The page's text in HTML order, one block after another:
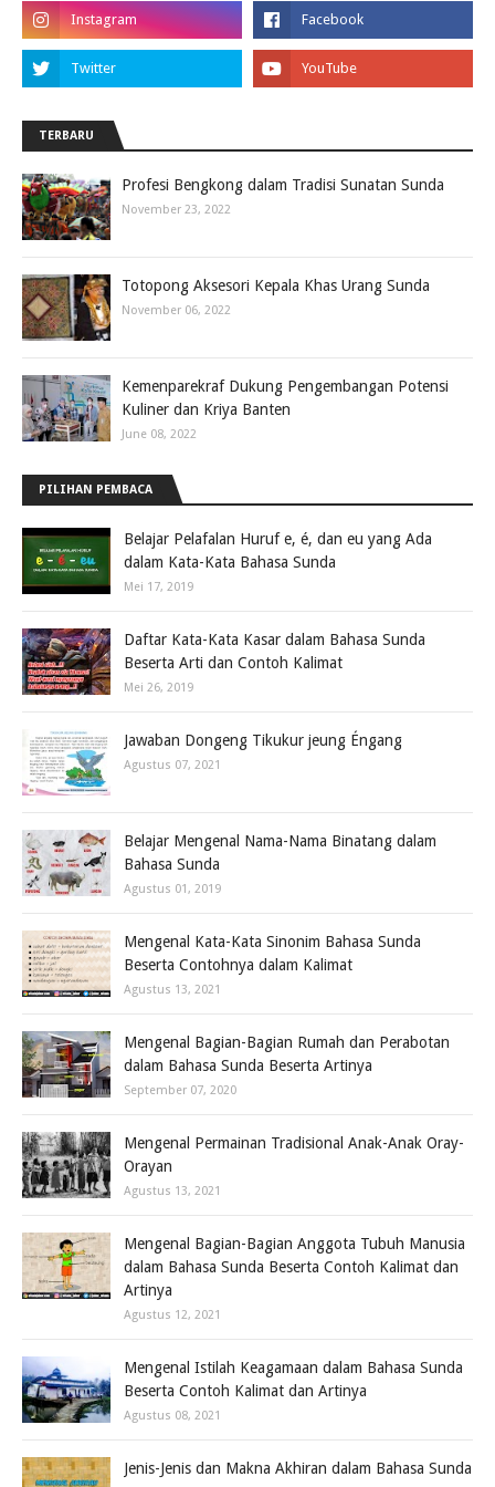
TERBARU
Profesi Bengkong dalam Tradisi Sunatan Sunda
November 23, 2022
Totopong Aksesori Kepala Khas Urang Sunda
November 06, 2022
Kemenparekraf Dukung Pengembangan Potensi
Kuliner dan Kriya Banten
June 08, 2022
PILIHAN PEMBACA
Belajar Pelafalan Huruf e, é, dan eu yang Ada
dalam Kata-Kata Bahasa Sunda
Mei 17, 2019
Daftar Kata-Kata Kasar dalam Bahasa Sunda
Beserta Arti dan Contoh Kalimat
Mei 26, 2019
Jawaban Dongeng Tikukur jeung Éngang
Agustus 07, 2021
Belajar Mengenal Nama-Nama Binatang dalam
Bahasa Sunda
Agustus 01, 2019
Mengenal Kata-Kata Sinonim Bahasa Sunda
Beserta Contohnya dalam Kalimat
Agustus 13, 2021
Mengenal Bagian-Bagian Rumah dan Perabotan
dalam Bahasa Sunda Beserta Artinya
September 07, 2020
Mengenal Permainan Tradisional Anak-Anak Oray-
Orayan
Agustus 13, 2021
Mengenal Bagian-Bagian Anggota Tubuh Manusia
dalam Bahasa Sunda Beserta Contoh Kalimat dan
Artinya
Agustus 12, 2021
Mengenal Istilah Keagamaan dalam Bahasa Sunda
Beserta Contoh Kalimat dan Artinya
Agustus 08, 2021
Jenis-Jenis dan Makna Akhiran dalam Bahasa Sunda